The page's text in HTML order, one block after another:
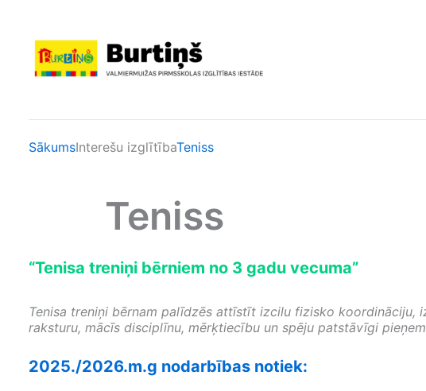
content
SākumsInterešu izglītībaTeniss
Teniss
“Tenisa treniņi bērniem no 3 gadu vecuma”
Tenisa treniņi bērnam palīdzēs attīstīt izcilu fizisko
raksturu, mācīs disciplīnu, mērķtiecību un spēju patstāvīgi
2025./2026.m.g nodarbības notiek: